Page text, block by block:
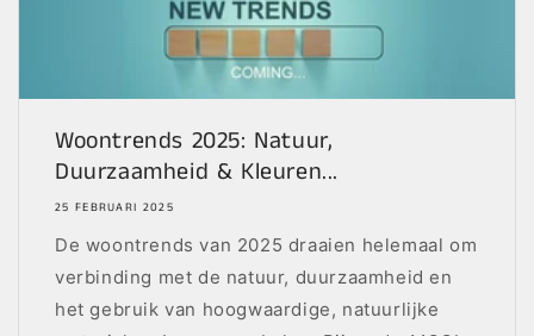
Woontrends 2025: Natuur,
Duurzaamheid & Kleuren...
25 FEBRUARI 2025
De woontrends van 2025 draaien helemaal om
verbinding met de natuur, duurzaamheid en
het gebruik van hoogwaardige, natuurlijke